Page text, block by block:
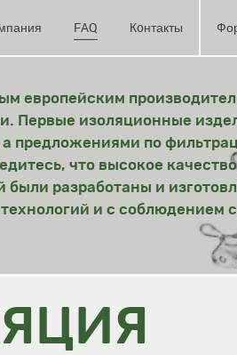
Кoнтакты
FAQ
европейским
Первые изоляционные
а предложениями по
что высокое качество
разработаны и
и с соблюдением